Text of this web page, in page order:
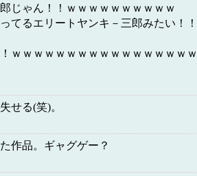
じゃん！！ｗｗｗｗｗｗｗｗｗｗ
てるエリートヤンキ－三郎みたい！
ｗｗｗｗｗｗｗｗｗｗｗｗｗｗｗｗ
せる(笑)。
作品。ギャグゲー？